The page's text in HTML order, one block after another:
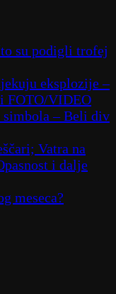
su podigli trofej
eksplozije –
FOTO/VIDEO
simbola – Beli div
Vatra na
i dalje
meseca?